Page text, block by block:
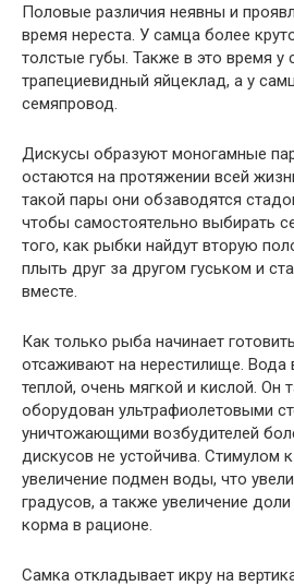
Половые различия неявны и
время нереста. У самца более
толстые губы. Также в это время у
трапециевидный яйцеклад, а у
семяпровод.
Дискусы образуют моногамные
остаются на протяжении всей
такой пары они обзаводятся
чтобы самостоятельно выбирать
того, как рыбки найдут вторую
плыть друг за другом гуськом и
вместе.
Как только рыба начинает
отсаживают на нерестилище.
теплой, очень мягкой и кислой. Он
оборудован ультрафиолетовыми
уничтожающими возбудителей
дискусов не устойчива. Стимулом к
увеличение подмен воды, что
градусов, а также увеличение
корма в рационе.
Самка откладывает икру на